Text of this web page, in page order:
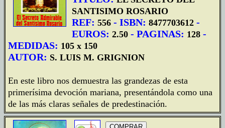
SANTISIMO ROSARIO
REF: 556 - ISBN: 8477703612 -
EUROS: 2.50 - PAGINAS: 128 -
MEDIDAS: 105 x 150
AUTOR: S. LUIS M. GRIGNION
En este libro nos demuestra las grandezas de esta
primerísima devoción mariana, presentándola como una
de las más claras señales de predestinación.